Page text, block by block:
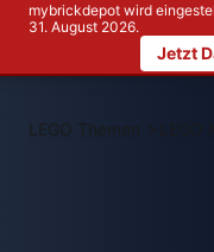
mybrickdepot wird
31. August 2026.
Jetzt
LEGO Themen >